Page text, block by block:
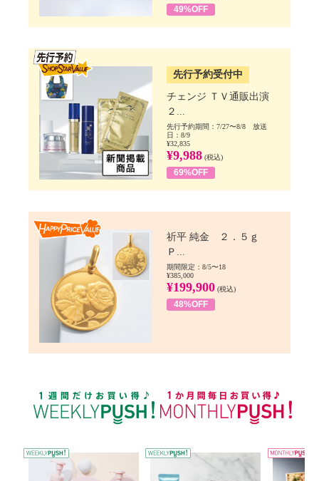
49%OFF
先行予約受付中
チェンジ ＴＶ通販出演
２...
先行予約期間：7/27〜8/8 放送
日：8/9
¥32,835
¥9,988 (税込)
69%OFF
祈平 純金 ２．５ｇ
Ｐ...
期間限定：8/5〜18
¥385,000
¥199,900 (税込)
48%OFF
WEEKLY PUSH